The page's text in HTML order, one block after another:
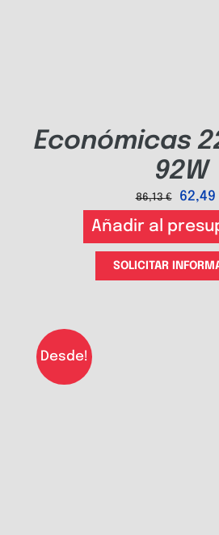
Económicas
92W
86,13€ 62,49
Añadir al
SOLICITAR
Desde!